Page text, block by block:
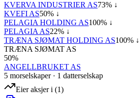
KVERVA INDUSTRIER AS73% ↓
KVEFI AS50% ↓
PELAGIA HOLDING AS100% ↓
PELAGIA AS22% ↓
TRÆNA SJØMAT HOLDING AS100% ↓
TRÆNA SJØMAT AS
50%
ANGELLBRUKET AS
5 morselskaper· 1 datterselskap
Eier aksjer i (1)